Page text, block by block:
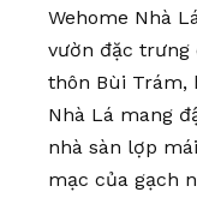
Wehome Nhà
vườn đặc trưng
thôn Bùi Trám,
Nhà Lá mang
nhà sàn lợp
mạc của gạch